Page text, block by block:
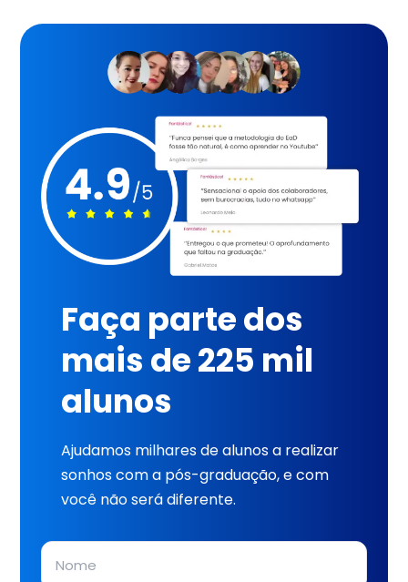
Faça parte dos
mais de 225 mil
alunos
Ajudamos milhares de alunos a realizar
sonhos com a pós-graduação, e com
você não será diferente.